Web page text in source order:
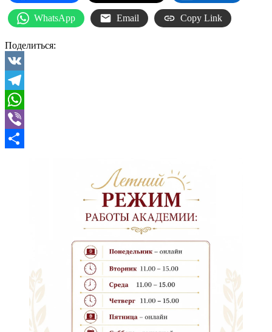
WhatsApp Email Copy Link
Поделиться:
VK
Telegram
WhatsApp
Viber